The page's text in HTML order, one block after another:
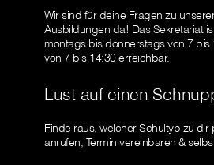
Wir sind für deine Fragen zu
Ausbildungen da! Das Sekretariat
montags bis donnerstags von 7 bis
von 7 bis 14:30 erreichbar.
Lust auf einen
Finde raus, welcher Schultyp zu dir
anrufen, Termin vereinbaren &